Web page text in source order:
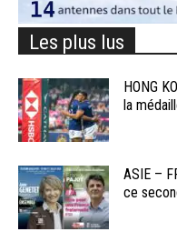
Les plus lus
HONG
la
ASIE –
ce